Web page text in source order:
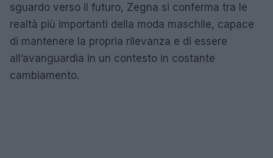
sguardo verso il futuro, Zegna si conferma tra le
realtà più importanti della moda maschile, capace
di mantenere la propria rilevanza e di essere
all’avanguardia in un contesto in costante
cambiamento.